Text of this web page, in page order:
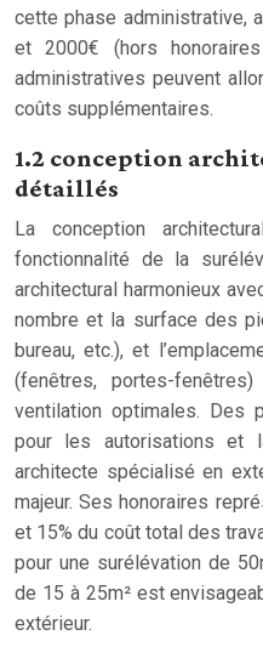
cette phase administrative,
et 2000€ (hors
administratives peuvent
coûts supplémentaires.
1.2 conception
détaillés
La conception
fonctionnalité de la
architectural harmonieux
nombre et la surface des
bureau, etc.), et
(fenêtres, portes-
ventilation optimales. Des
pour les autorisations et
architecte spécialisé en
majeur. Ses honoraires
et 15% du coût total des
pour une surélévation de
de 15 à 25m² est
extérieur.